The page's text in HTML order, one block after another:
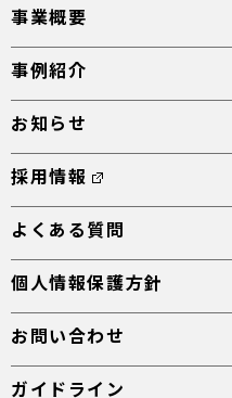
事業概要
事例紹介
お知らせ
採用情報
よくある質問
個人情報保護方針
お問い合わせ
ガイドライン